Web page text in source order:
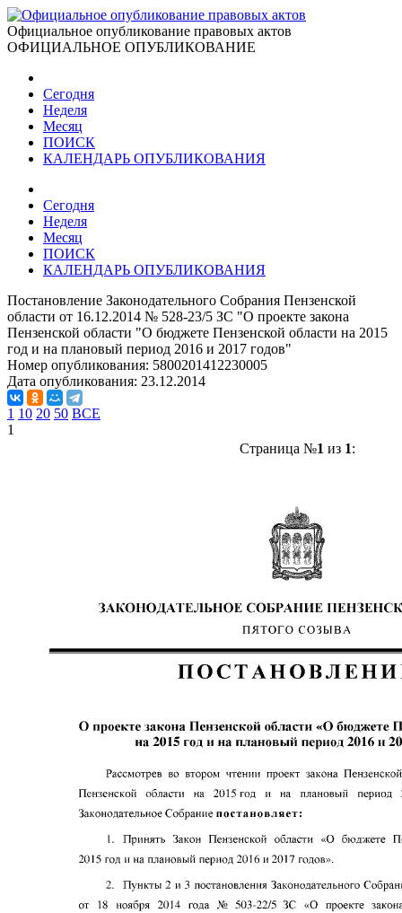
Официальное опубликование правовых актов
ОФИЦИАЛЬНОЕ ОПУБЛИКОВАНИЕ
Сегодня
Неделя
Месяц
ПОИСК
КАЛЕНДАРЬ ОПУБЛИКОВАНИЯ
Сегодня
Неделя
Месяц
ПОИСК
КАЛЕНДАРЬ ОПУБЛИКОВАНИЯ
Постановление Законодательного Собрания Пензенской
области от 16.12.2014 № 528-23/5 ЗС "О проекте закона
Пензенской области "О бюджете Пензенской области на 2015
год и на плановый период 2016 и 2017 годов"
Номер опубликования: 5800201412230005
Дата опубликования: 23.12.2014
1 10 20 50 ВСЕ
1
Страница №1 из 1: